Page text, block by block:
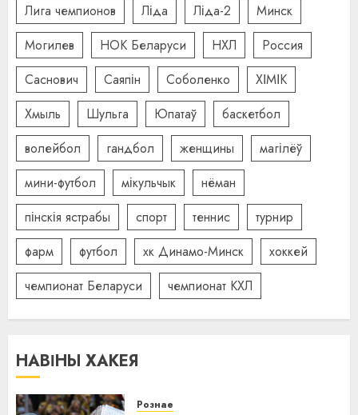
Лига чемпионов
Ліда Ліда-2
Минск
Могилев
НОК Беларуси НХЛ
Россия
Саснович
Саяпін Соболенко
ХІМІК
Хмыль
Шульга Юпатаў
баскетбол
волейбол
гандбол женщины
магілёў
мини-футбол
мікульчык
нёман
пінскія ястрабы
спорт теннис
турнир
фарм
футбол хк Динамо-Минск
хоккей
чемпионат Беларуси
чемпионат КХЛ
НАВІНЫ ХАКЕЯ
Рознае